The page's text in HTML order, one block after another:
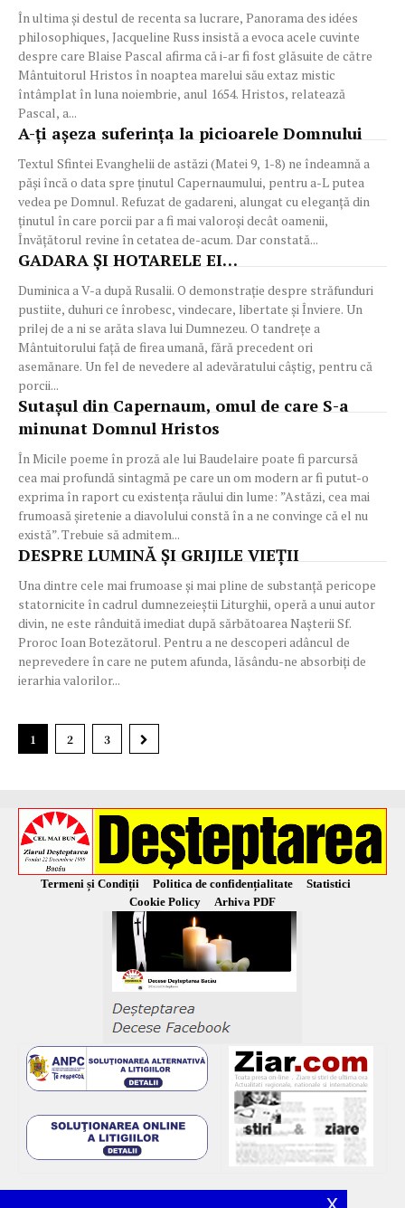
În ultima și destul de recenta sa lucrare, Panorama des idées
philosophiques, Jacqueline Russ insistă a evoca acele cuvinte
despre care Blaise Pascal afirma că i-ar fi fost glăsuite de către
Mântuitorul Hristos în noaptea marelui său extaz mistic
întâmplat în luna noiembrie, anul 1654. Hristos, relatează
Pascal, a...
A-ți așeza suferința la picioarele Domnului
Textul Sfintei Evanghelii de astăzi (Matei 9, 1-8) ne îndeamnă a
păși încă o data spre ținutul Capernaumului, pentru a-L putea
vedea pe Domnul. Refuzat de gadareni, alungat cu eleganță din
ținutul în care porcii par a fi mai valoroși decât oamenii,
Învățătorul revine în cetatea de-acum. Dar constată...
GADARA ȘI HOTARELE EI…
Duminica a V-a după Rusalii. O demonstrație despre străfunduri
pustiite, duhuri ce înrobesc, vindecare, libertate și Înviere. Un
prilej de a ni se arăta slava lui Dumnezeu. O tandrețe a
Mântuitorului față de firea umană, fără precedent ori
asemănare. Un fel de nevedere al adevăratului câștig, pentru că
porcii...
Sutașul din Capernaum, omul de care S-a
minunat Domnul Hristos
În Micile poeme în proză ale lui Baudelaire poate fi parcursă
cea mai profundă sintagmă pe care un om modern ar fi putut-o
exprima în raport cu existența răului din lume: ”Astăzi, cea mai
frumoasă șiretenie a diavolului constă în a ne convinge că el nu
există”. Trebuie să admitem...
DESPRE LUMINĂ ȘI GRIJILE VIEȚII
Una dintre cele mai frumoase și mai pline de substanță pericope
statornicite în cadrul dumnezeieștii Liturghii, operă a unui autor
divin, ne este rânduită imediat după sărbătoarea Nașterii Sf.
Proroc Ioan Botezătorul. Pentru a ne descoperi adâncul de
neprevedere în care ne putem afunda, lăsându-ne absorbiți de
ierarhia valorilor...
1 2 3
Termeni și Condiții Politica de confidențialitate
Statistici
Cookie Policy
Arhiva PDF
x